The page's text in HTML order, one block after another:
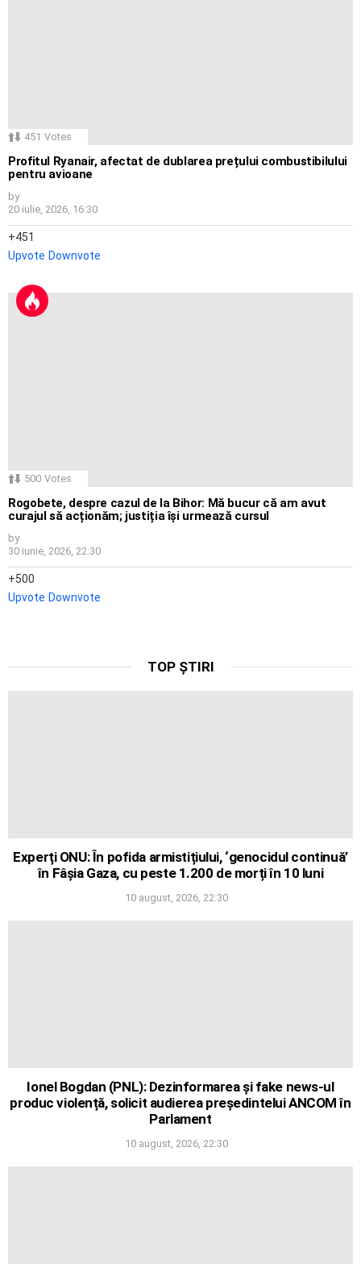
451 Votes
Profitul Ryanair, afectat de dublarea prețului combustibilului
pentru avioane
by
20 iulie, 2026, 16:30
451
Upvote Downvote
500 Votes
Rogobete, despre cazul de la Bihor: Mă bucur că am avut
curajul să acționăm; justiția își urmează cursul
by
30 iunie, 2026, 22:30
500
Upvote Downvote
TOP ȘTIRI
Experți ONU: În pofida armistițiului, ‘genocidul continuă’
în Fâșia Gaza, cu peste 1.200 de morți în 10 luni
10 august, 2026, 22:30
Ionel Bogdan (PNL): Dezinformarea și fake news-ul
produc violență, solicit audierea președintelui ANCOM în
Parlament
10 august, 2026, 22:30